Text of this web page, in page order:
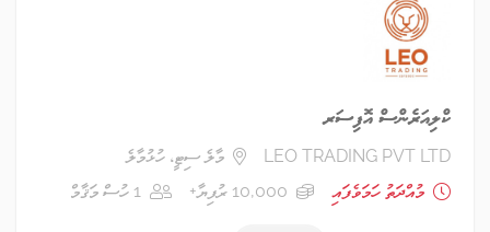
ކްލިއަރެންސް އޮފިސަރ
LEO TRADING PVT LTD
މާލެ ސިޓީ، ހުޅުމާލެ
މުއްދަތު ހަމަވެފައި
10,000 ރުފިޔާ+ 1 ހުސް މަޤާމް